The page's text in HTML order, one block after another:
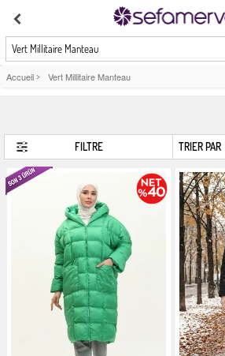
Vert Millitaire Manteau
Accueil > Vert Millitaire Manteau
FILTRE